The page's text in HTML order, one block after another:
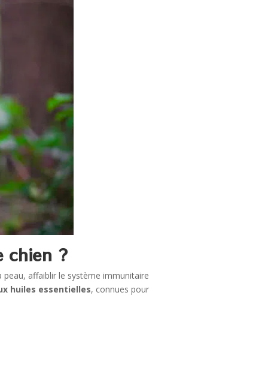
chien ?
affaiblir le système immunitaire
huiles essentielles, connues pour